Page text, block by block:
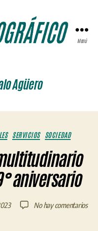
Menú
Agüero
SERVICIOS SOCIEDAD
aniversario
No hay comentariosen